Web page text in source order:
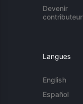
Devenir
contributeur
Langues
English
Español